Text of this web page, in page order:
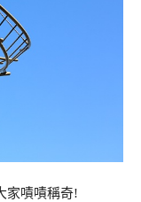
家嘖嘖稱奇!